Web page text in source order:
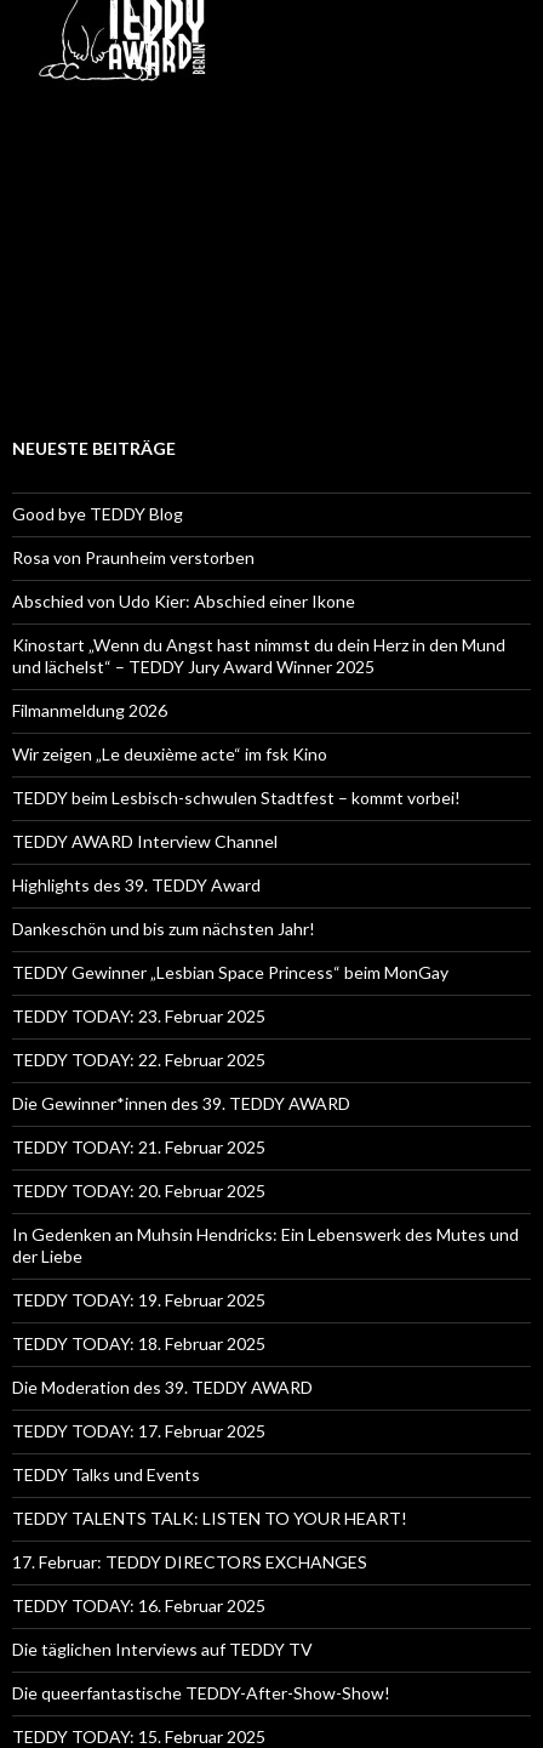
NEUESTE BEITRÄGE
Good bye TEDDY Blog
Rosa von Praunheim verstorben
Abschied von Udo Kier: Abschied einer Ikone
Kinostart „Wenn du Angst hast nimmst du dein Herz in den Mund
und lächelst“ – TEDDY Jury Award Winner 2025
Filmanmeldung 2026
Wir zeigen „Le deuxième acte“ im fsk Kino
TEDDY beim Lesbisch-schwulen Stadtfest – kommt vorbei!
TEDDY AWARD Interview Channel
Highlights des 39. TEDDY Award
Dankeschön und bis zum nächsten Jahr!
TEDDY Gewinner „Lesbian Space Princess“ beim MonGay
TEDDY TODAY: 23. Februar 2025
TEDDY TODAY: 22. Februar 2025
Die Gewinner*innen des 39. TEDDY AWARD
TEDDY TODAY: 21. Februar 2025
TEDDY TODAY: 20. Februar 2025
In Gedenken an Muhsin Hendricks: Ein Lebenswerk des Mutes und
der Liebe
TEDDY TODAY: 19. Februar 2025
TEDDY TODAY: 18. Februar 2025
Die Moderation des 39. TEDDY AWARD
TEDDY TODAY: 17. Februar 2025
TEDDY Talks und Events
TEDDY TALENTS TALK: LISTEN TO YOUR HEART!
17. Februar: TEDDY DIRECTORS EXCHANGES
TEDDY TODAY: 16. Februar 2025
Die täglichen Interviews auf TEDDY TV
Die queerfantastische TEDDY-After-Show-Show!
TEDDY TODAY: 15. Februar 2025